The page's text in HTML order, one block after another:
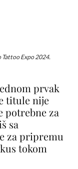
Tattoo Expo 2024.
prvak
titule nije
potrebne za
sa
za pripremu
tokom